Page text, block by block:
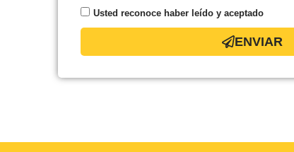
Usted reconoce haber leído y aceptado
ENVIAR